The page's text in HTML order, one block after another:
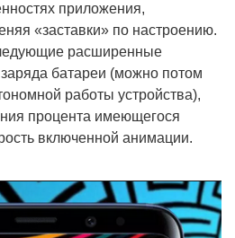
приложения,
«заставки» по настроению.
расширенные
батареи (можно потом
работы устройства),
процента имеющегося
включенной анимации.